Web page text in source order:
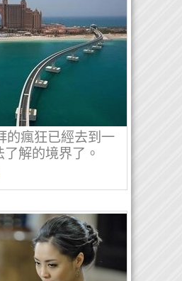
的瘋狂已經去到一
解的境界了。